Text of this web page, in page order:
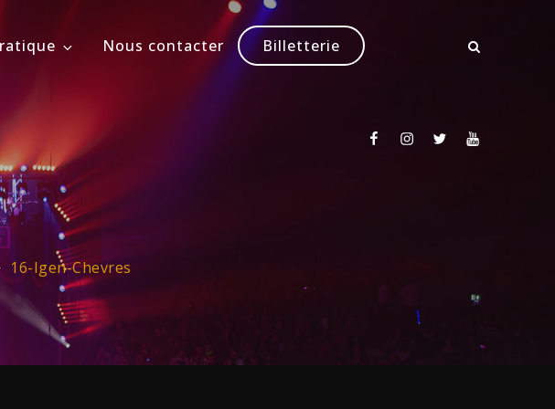
MassyNous contacter Billetterie
Facebook
Instagram
TwitterYoutube
16-Igen-Chevres